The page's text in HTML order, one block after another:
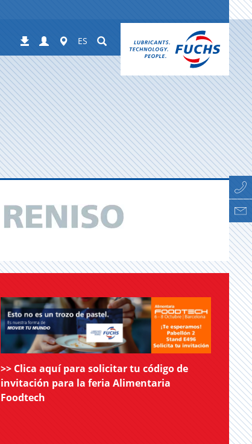
Descargas
Login Worldwide
ES Suchen
>> Clica aquí para solicitar tu código de
invitación para la feria Alimentaria
Foodtech